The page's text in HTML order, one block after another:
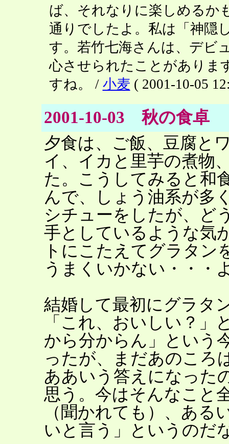
ば、それなりに楽しめるか
通りでしたよ。私は「神隠
す。若竹七海さんは、デビ
心させられたことがありま
すね。 / 小麦 ( 2001-10-05
2001-10-03 秋の食卓
夕食は、ご飯、豆腐と
イ、イカと里芋の煮物
た。こうしてみると和
んで、しょう油系が多
シチューをしたが、ど
手としているような気
トにこたえてグラタン
うまくいかない・・・
結婚して最初にグラタ
「これ、おいしい？」
から分からん」という
ったが、まだあのころ
ああいう答えになった
思う。今はそんなこと
（聞かれても）、ある
いと言う」というのだ